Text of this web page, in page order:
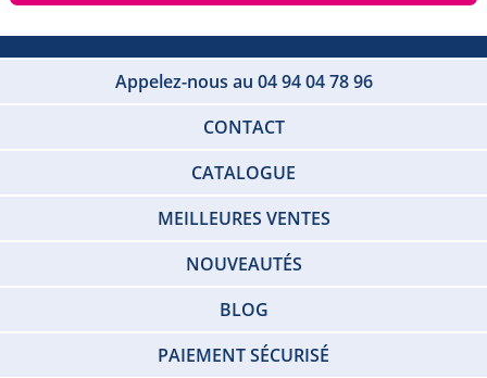
Appelez-nous au 04 94 04 78 96
CONTACT
CATALOGUE
MEILLEURES VENTES
NOUVEAUTÉS
BLOG
PAIEMENT SÉCURISÉ